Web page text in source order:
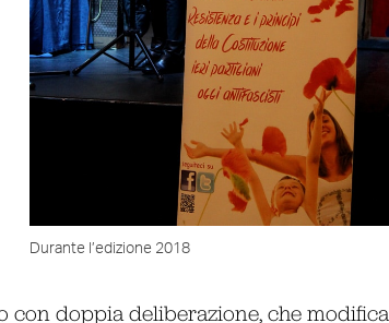
Durante l’edizione 2018
con doppia deliberazione, che modifica